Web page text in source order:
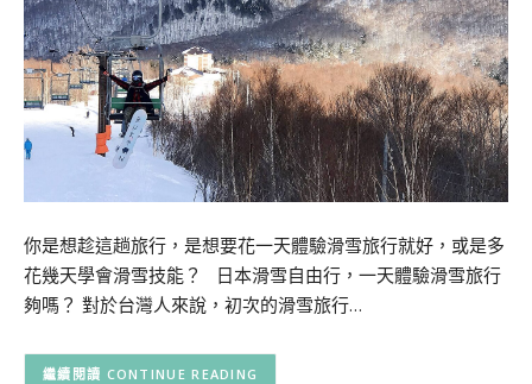
你是想趁這趟旅行，是想要花一天體驗滑雪旅行就好，或是多
花幾天學會滑雪技能？ 日本滑雪自由行，一天體驗滑雪旅行
夠嗎？ 對於台灣人來說，初次的滑雪旅行…
CONTINUE READING